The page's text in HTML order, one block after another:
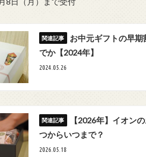
お中元ギフトの早
でか【2024年】
2024.05.26
【2026年】イオン
つからいつまで？
2026.05.18